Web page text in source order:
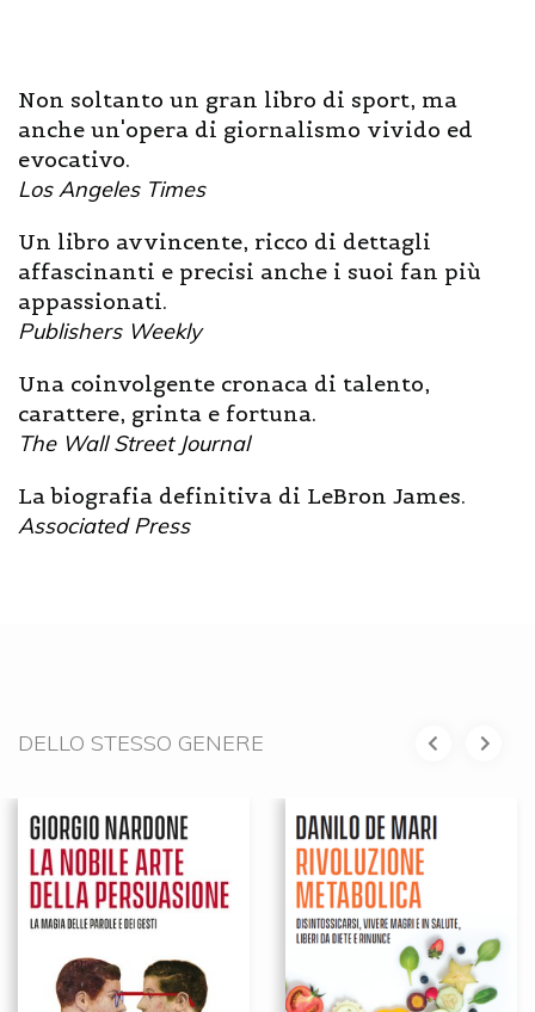
Non soltanto un gran libro di sport, ma
anche un'opera di giornalismo vivido ed
evocativo.
Los Angeles Times
Un libro avvincente, ricco di dettagli
affascinanti e precisi anche i suoi fan più
appassionati.
Publishers Weekly
Una coinvolgente cronaca di talento,
carattere, grinta e fortuna.
The Wall Street Journal
La biografia definitiva di LeBron James.
Associated Press
DELLO STESSO GENERE